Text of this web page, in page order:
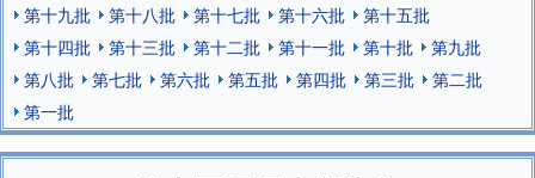
第十九批
第十八批 第十七批 第十六批
第十五批
第十四批
第十三批 第十二批 第十一批 第十批
第九批
第八批
第七批 第六批 第五批 第四批 第三批
第二批
第一批